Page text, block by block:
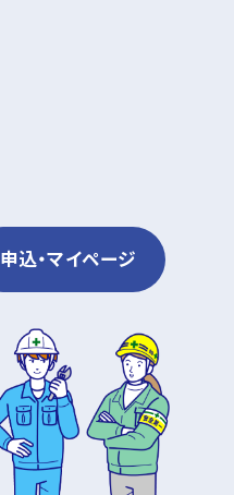
申込・マイページ